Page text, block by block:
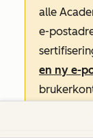
alle
e-
en ny e-
Slik sletter